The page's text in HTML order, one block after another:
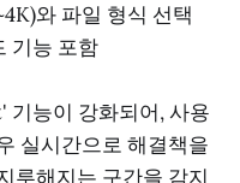
와 파일 형식 선택
기능 포함
능이 강화되어, 사용
실시간으로 해결책을
루해지는 구간을 감지